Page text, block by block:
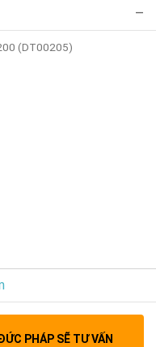
(DT00205)
PHÁP SẼ TƯ VẤN